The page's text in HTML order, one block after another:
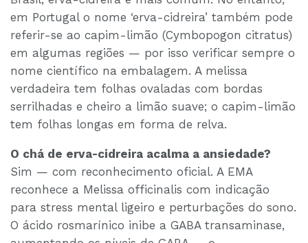
em Portugal o nome ‘erva-cidreira’ também pode
referir-se ao capim-limão (Cymbopogon citratus)
em algumas regiões — por isso verificar sempre o
nome científico na embalagem. A melissa
verdadeira tem folhas ovaladas com bordas
serrilhadas e cheiro a limão suave; o capim-limão
tem folhas longas em forma de relva.
O chá de erva-cidreira acalma a ansiedade?
Sim — com reconhecimento oficial. A EMA
reconhece a Melissa officinalis com indicação
para stress mental ligeiro e perturbações do sono.
O ácido rosmarínico inibe a GABA transaminase,